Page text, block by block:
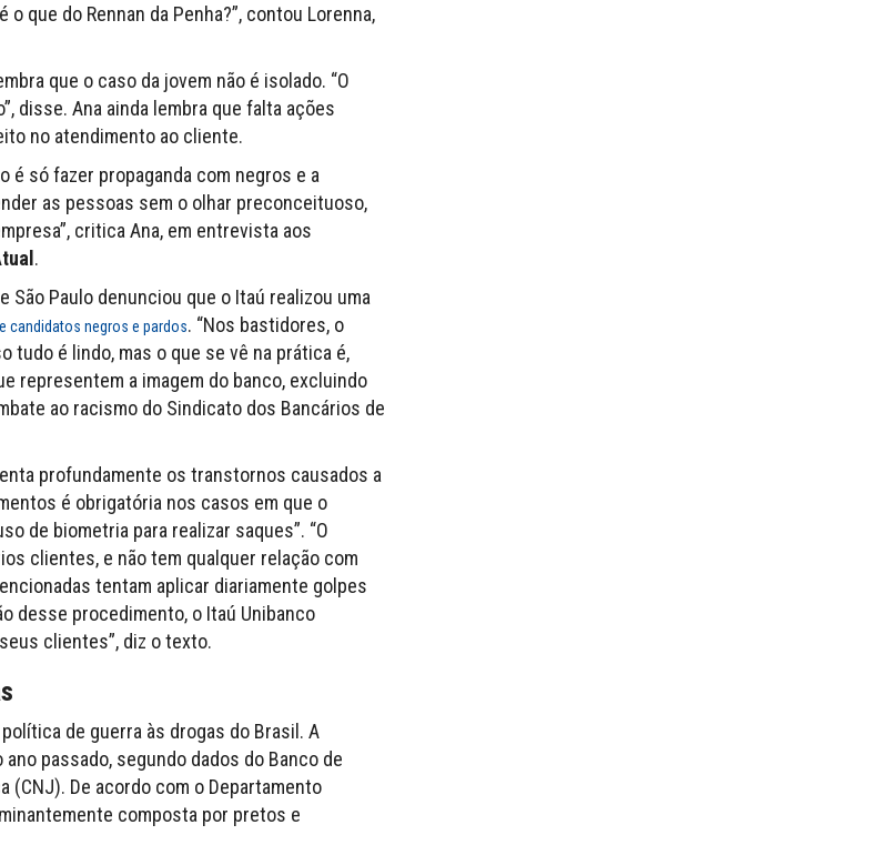
que do Rennan da Penha?”, contou Lorenna,
que o caso da jovem não é isolado. “O
disse. Ana ainda lembra que falta ações
no atendimento ao cliente.
é só fazer propaganda com negros e a
as pessoas sem o olhar preconceituoso,
critica Ana, em entrevista aos
.
São Paulo denunciou que o Itaú realizou uma
candidatos negros e pardos. “Nos bastidores, o
tudo é lindo, mas o que se vê na prática é,
representem a imagem do banco, excluindo
ao racismo do Sindicato dos Bancários de
profundamente os transtornos causados a
é obrigatória nos casos em que o
de biometria para realizar saques”. “O
clientes, e não tem qualquer relação com
tentam aplicar diariamente golpes
desse procedimento, o Itaú Unibanco
clientes”, diz o texto.
de guerra às drogas do Brasil. A
passado, segundo dados do Banco de
De acordo com o Departamento
composta por pretos e